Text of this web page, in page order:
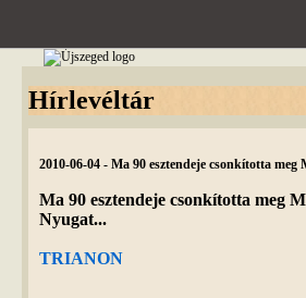
Hírlevéltár
2010-06-04 - Ma 90 esztendeje csonkította
Ma 90 esztendeje csonkította meg
Nyugat...
TRIANON